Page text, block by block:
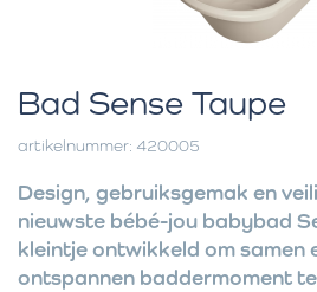
Bad Sense Taupe
artikelnummer: 420005
Design, gebruiksgemak en
nieuwste bébé-jou babybad
kleintje ontwikkeld om samen
ontspannen baddermoment